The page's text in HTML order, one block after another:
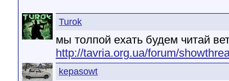
Turok
мы толпой ехать будем читай
http://tavria.org.ua/forum/
kepasowt